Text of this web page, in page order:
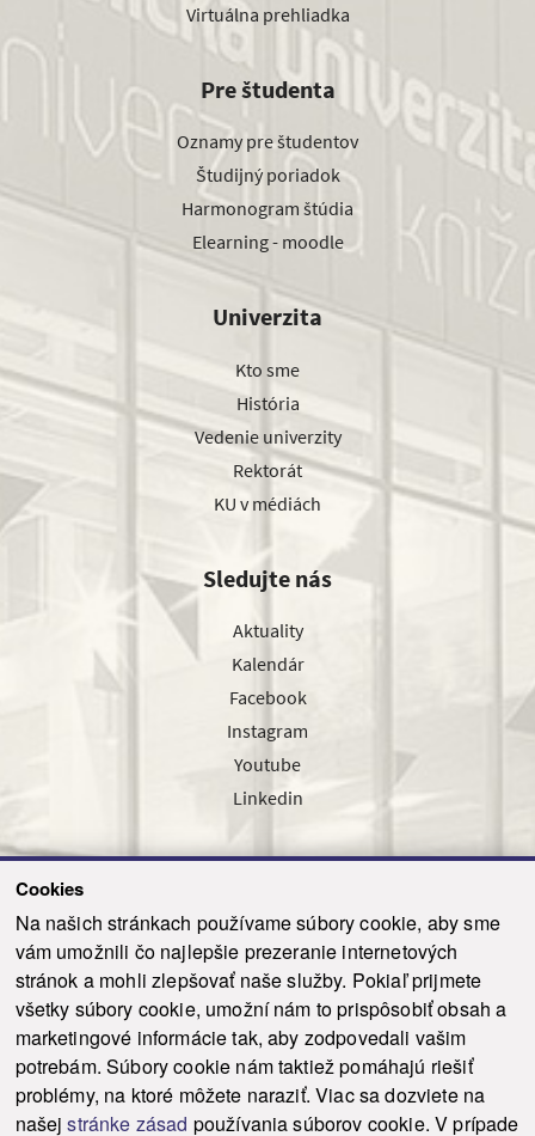
Cookies
Na našich stránkach používame súbory cookie, aby sme
vám umožnili čo najlepšie prezeranie internetových
stránok a mohli zlepšovať naše služby. Pokiaľ prijmete
všetky súbory cookie, umožní nám to prispôsobiť obsah a
marketingové informácie tak, aby zodpovedali vašim
potrebám. Súbory cookie nám taktiež pomáhajú riešiť
problémy, na ktoré môžete naraziť. Viac sa dozviete na
našejstránke zásad používania súborov cookie. V prípade
Virtuálna prehliadka
Pre študenta
Oznamy pre študentov
Študijný poriadok
Harmonogram štúdia
Elearning - moodle
Univerzita
Kto sme
História
Vedenie univerzity
Rektorát
KU v médiách
Sledujte nás
Aktuality
Kalendár
Facebook
Instagram
Youtube
Linkedin
Odoslať